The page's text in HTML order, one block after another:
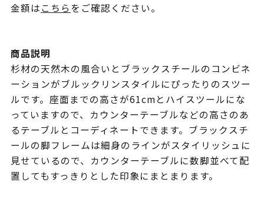
金額はこちらをご確認ください。
商品説明
杉材の天然木の風合いとブラックスチールのコンビネ
ーションがブルックリンスタイルにぴったりのスツー
ルです。座面までの高さが61cmとハイスツールにな
っていますので、カウンターテーブルなどの高さのあ
るテーブルとコーディネートできます。ブラックスチ
ールの脚フレームは細身のラインがスタイリッシュに
見せているので、カウンターテーブルに数脚並べて配
置してもすっきりとした印象にまとまります。